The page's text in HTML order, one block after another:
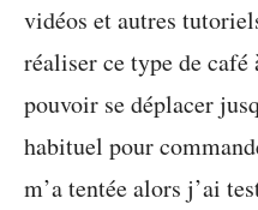
vidéos et autres
réaliser ce type de
pouvoir se déplacer
habituel pour
m’a tentée alors j’ai